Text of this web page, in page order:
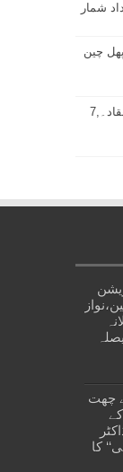
شمار
چین
قراقرم یونیورسٹی میں یوم حسین کا انعقاد۔,7
چھت
کا